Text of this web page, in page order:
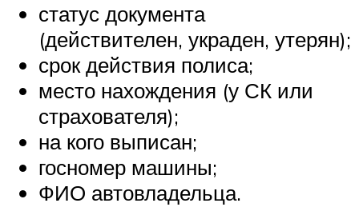
статус документа
(действителен, украден, утерян);
срок действия полиса;
место нахождения (у СК или
страхователя);
на кого выписан;
госномер машины;
ФИО автовладельца.